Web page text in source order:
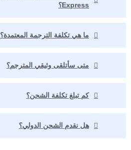
Express؟
ما هي تكلفة الترجمة المعتمدة؟
متى سأتلقى وثيقي المترجم؟
كم تبلغ تكلفة الشحن؟
هل نقدم الشحن الدولي؟